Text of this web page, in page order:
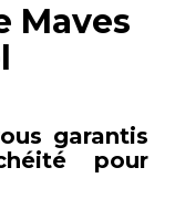
Maves
garantis
pour